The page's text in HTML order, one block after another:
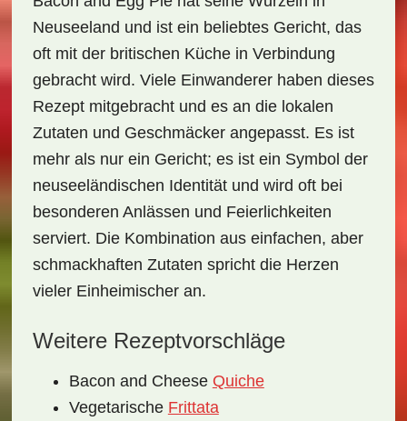
Neuseeland und ist ein beliebtes Gericht, das
oft mit der britischen Küche in Verbindung
gebracht wird. Viele Einwanderer haben dieses
Rezept mitgebracht und es an die lokalen
Zutaten und Geschmäcker angepasst. Es ist
mehr als nur ein Gericht; es ist ein Symbol der
neuseeländischen Identitätund wird oft bei
besonderen Anlässen und Feierlichkeiten
serviert. Die Kombination aus einfachen, aber
schmackhaften Zutaten spricht die Herzen
vieler Einheimischer an.
Weitere Rezeptvorschläge
Bacon and Cheese Quiche
Vegetarische Frittata